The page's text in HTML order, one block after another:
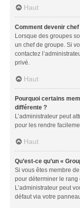
Haut
Comment devenir chef
Lorsque des groupes
un chef de groupe. Si
contactez
privé.
Haut
Pourquoi certains
différente ?
L’administrateur peut
pour les rendre
Haut
Qu’est-ce qu’un «
Si vous êtes membre
pour déterminer le
L’administrateur peut
défaut via votre